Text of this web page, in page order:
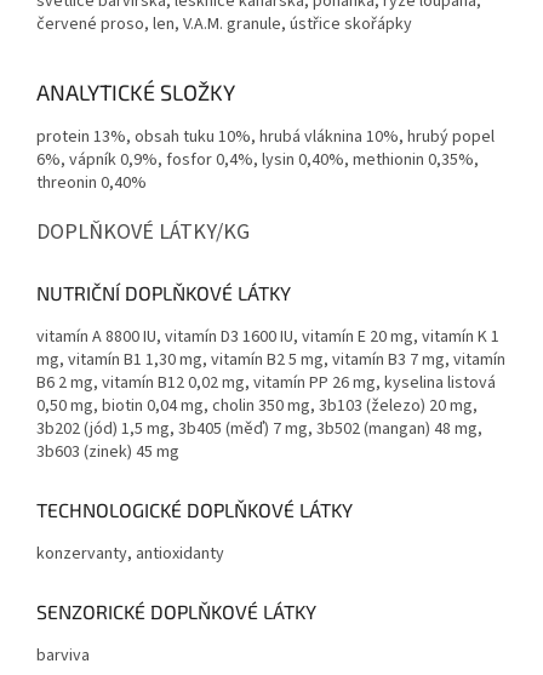
červené proso, len, V.A.M. granule, ústřice skořápky
ANALYTICKÉ SLOŽKY
protein 13%, obsah tuku 10%, hrubá vláknina 10%, hrubý popel
6%, vápník 0,9%, fosfor 0,4%, lysin 0,40%, methionin 0,35%,
threonin 0,40%
DOPLŇKOVÉ LÁTKY/KG
NUTRIČNÍ DOPLŇKOVÉ LÁTKY
vitamín A 8800 IU, vitamín D3 1600 IU, vitamín E 20 mg, vitamín K 1
mg, vitamín B1 1,30 mg, vitamín B2 5 mg, vitamín B3 7 mg, vitamín
B6 2 mg, vitamín B12 0,02 mg, vitamín PP 26 mg, kyselina listová
0,50 mg, biotin 0,04 mg, cholin 350 mg, 3b103 (železo) 20 mg,
3b202 (jód) 1,5 mg, 3b405 (měď) 7 mg, 3b502 (mangan) 48 mg,
3b603 (zinek) 45 mg
TECHNOLOGICKÉ DOPLŇKOVÉ LÁTKY
konzervanty, antioxidanty
SENZORICKÉ DOPLŇKOVÉ LÁTKY
barviva